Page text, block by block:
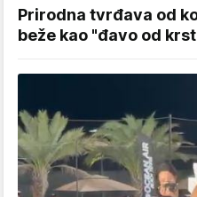
Prirodna tvrđava od
beže kao "đavo od